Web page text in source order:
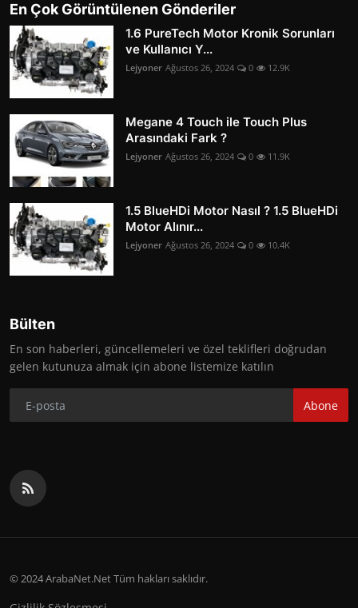
En Çok Görüntülenen Gönderiler
1.6 PureTech Motor Kronik Sorunları
ve Kullanıcı Y...
Lejyoner Ağustos 26, 2024 0 12.9K
Megane 4 Touch ile Touch Plus
Arasındaki Fark ?
Lejyoner Ağustos 26, 2024 0 11.9K
1.5 BlueHDi Motor Nasıl ? 1.5 BlueHDi
Motor Alınır...
Lejyoner Ağustos 26, 2024 0 10.4K
Bülten
En son haberleri, güncellemeleri ve özel teklifleri doğrudan
gelen kutunuza almak için abone listemize katılın
Abone
© 2024 ArabaNet.Net Tüm hakları saklıdır.